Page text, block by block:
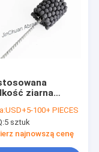
ziarna
i
USD+5-100+ PIECES
5 sztuk
najnowszą cenę